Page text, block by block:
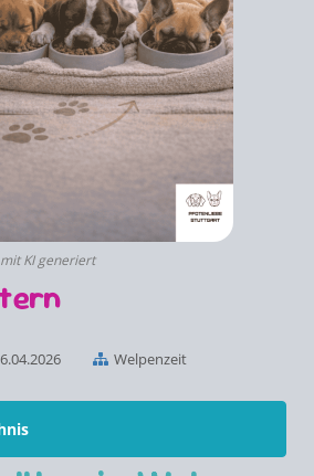
KI generiert
Welpenzeit